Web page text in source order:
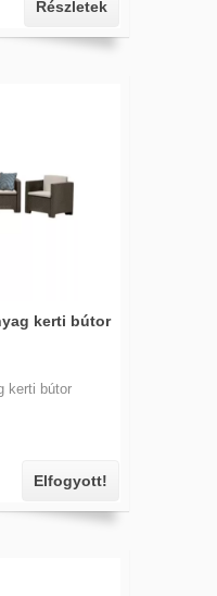
Részletek
kerti bútor
kerti bútor
Elfogyott!